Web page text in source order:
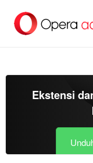
konten
Ekstensi